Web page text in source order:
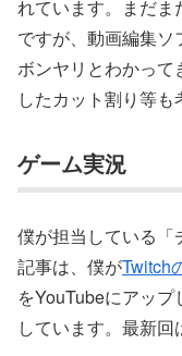
れています。まだ
ですが、動画編集
ボンヤリとわかって
したカット割り等も
ゲーム実況
僕が担当している
記事は、僕がTwitch
をYouTubeにアッ
しています。最新